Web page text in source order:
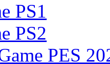
PS1
PS2
PES